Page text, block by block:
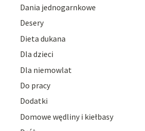
Dania jednogarnkowe
Desery
Dieta dukana
Dla dzieci
Dla niemowlat
Do pracy
Dodatki
Domowe wędliny i kiełbasy